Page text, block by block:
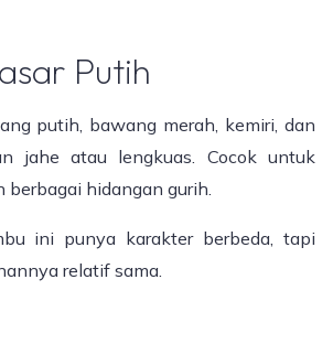
Putih
putih, bawang merah, kemiri, dan
jahe atau lengkuas. Cocok untuk
berbagai hidangan gurih.
ini punya karakter berbeda, tapi
relatif sama.